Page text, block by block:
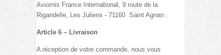
Aviornis France International, 9 route de la
Rigandelle,
Les Juliens - 71160 Saint Agnan .
Article 6 – Livraison
A réception de votre commande, nous vous